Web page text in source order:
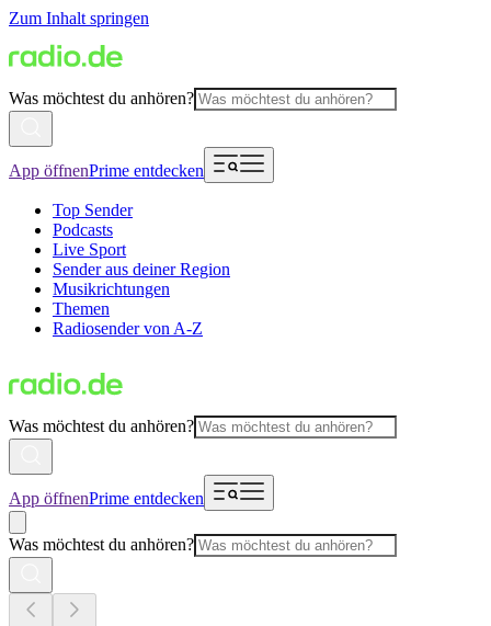
Zum Inhalt springen
Was möchtest du anhören?
App öffnenPrime entdecken
Top Sender
Podcasts
Live Sport
Sender aus deiner Region
Musikrichtungen
Themen
Radiosender von A-Z
Was möchtest du anhören?
App öffnenPrime entdecken
Was möchtest du anhören?